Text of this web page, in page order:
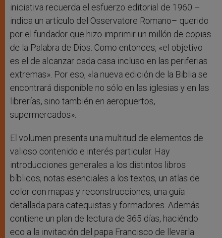
iniciativa recuerda el esfuerzo editorial de 1960 –
indica un artículo del Osservatore Romano– querido
por el fundador que hizo imprimir un millón de copias
de la Palabra de Dios. Como entonces, «el objetivo
es el de alcanzar cada casa incluso en las periferias
extremas». Por eso, «la nueva edición de la Biblia se
encontrará disponible no sólo en las iglesias y en las
librerías, sino también en aeropuertos,
supermercados».
El volumen presenta una multitud de elementos de
valioso contenido e interés particular. Hay
introducciones generales a los distintos libros
bíblicos, notas esenciales a los textos, un atlas de
color con mapas y reconstrucciones, una guía
detallada para catequistas y formadores. Además
contiene un plan de lectura de 365 días, haciéndo
eco a la invitación del papa Francisco de llevarla